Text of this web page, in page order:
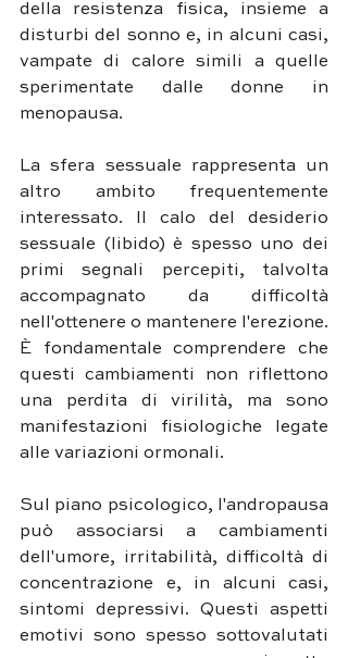
della resistenza fisica, insieme a
disturbi del sonno e, in alcuni casi,
vampate di calore simili a quelle
sperimentate dalle donne in
menopausa.
La sfera sessuale rappresenta un
altro ambito frequentemente
interessato. Il calo del desiderio
sessuale (libido) è spesso uno dei
primi segnali percepiti, talvolta
accompagnato da difficoltà
nell'ottenere o mantenere l'erezione.
È fondamentale comprendere che
questi cambiamenti non riflettono
una perdita di virilità, ma sono
manifestazioni fisiologiche legate
alle variazioni ormonali.
Sul piano psicologico, l'andropausa
può associarsi a cambiamenti
dell'umore, irritabilità, difficoltà di
concentrazione e, in alcuni casi,
sintomi depressivi. Questi aspetti
emotivi sono spesso sottovalutati